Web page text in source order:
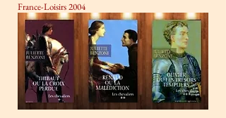
France-Loisirs 2004